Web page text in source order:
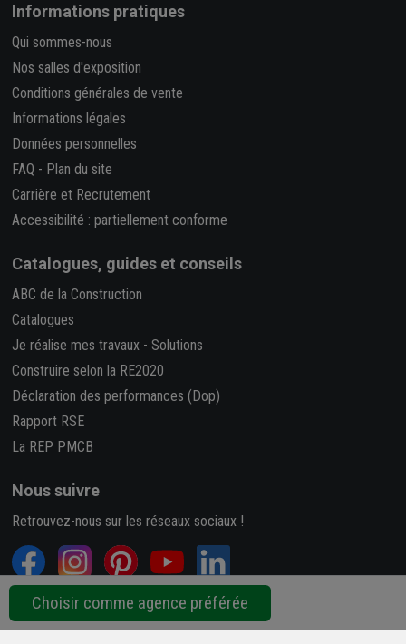
Choisir comme agence préférée
Informations pratiques
Qui sommes-nous
Nos salles d'exposition
Conditions générales de vente
Informations légales
Données personnelles
FAQ - Plan du site
Carrière et Recrutement
Accessibilité : partiellement conforme
Catalogues, guides et conseils
ABC de la Construction
Catalogues
Je réalise mes travaux - Solutions
Construire selon la RE2020
Déclaration des performances (Dop)
Rapport RSE
La REP PMCB
Nous suivre
Retrouvez-nous sur les réseaux sociaux !